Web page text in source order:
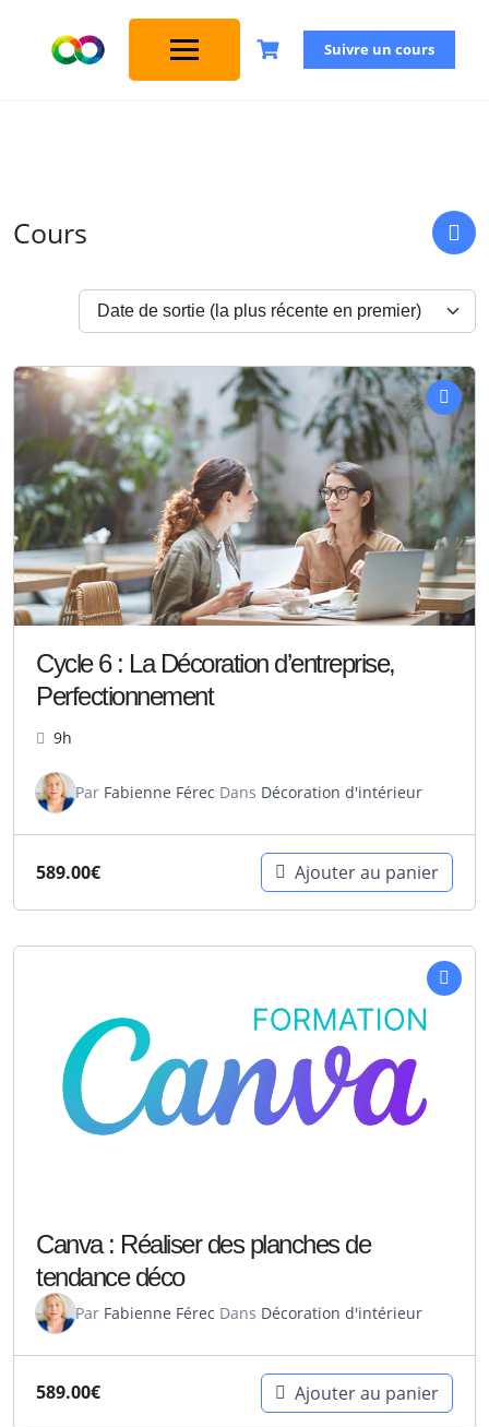
Suivre un cours
Cours
Cycle 6 : La Décoration d’entreprise,
Perfectionnement
9h
Par Fabienne Férec Dans Décoration d'intérieur
589.00€ Ajouter au panier
Canva : Réaliser des planches de
tendance déco
Par Fabienne Férec Dans Décoration d'intérieur
589.00€ Ajouter au panier